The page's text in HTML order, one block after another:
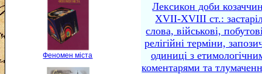
Феномен міста
Лексикон доби
XVII-XVIII ст.:
слова, військові,
релігійні терміни,
одиниці з
коментарями та